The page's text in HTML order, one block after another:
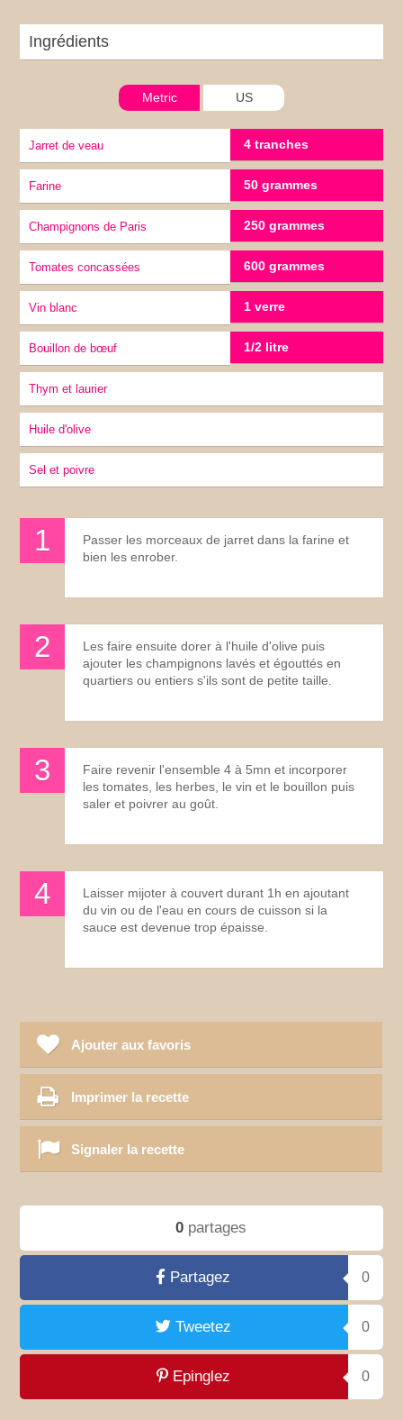
Ingrédients
Metric US
Jarret de veau 4 tranches
Farine 50 grammes
Champignons de Paris 250 grammes
tomates concassées 600 grammes
vin blanc 1 verre
Bouillon de bœuf 1/2 litre
Thym et laurier
Huile d'olive
sel et poivre
Passer les morceaux de jarret dans la farine et
bien les enrober.
Les faire ensuite dorer à l'huile d'olive puis
ajouter les champignons lavés et égouttés en
quartiers ou entiers s'ils sont de petite taille.
Faire revenir l'ensemble 4 à 5mn et incorporer
les tomates, les herbes, le vin et le bouillon puis
saler et poivrer au goût.
Laisser mijoter à couvert durant 1h en ajoutant
du vin ou de l'eau en cours de cuisson si la
sauce est devenue trop épaisse.
Ajouter aux favoris
Imprimer la recette
Signaler la recette
0partages
Partagez 0
Tweetez 0
Epinglez 0